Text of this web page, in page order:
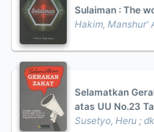
Sulaiman : The
Hakim, Manshur'
Selamatkan
atas UU No.23
Susetyo, Heru ;